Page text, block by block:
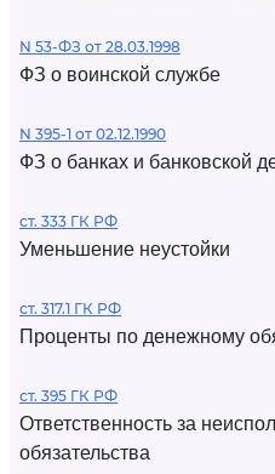
N 53-ФЗ от 28.03.1998
ФЗ о воинской службе
N 395-1 от 02.12.1990
ФЗ о банках и банковской
ст. 333 ГК РФ
Уменьшение неустойки
ст. 317.1 ГК РФ
Проценты по денежному
ст. 395 ГК РФ
Ответственность за
обязательства